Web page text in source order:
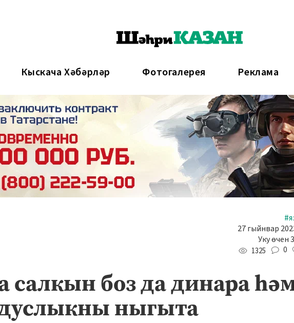
Кыскача Хәбәрләр Фотогалерея Реклама
27 гыйнвар
Уку өчен
1325 0
салкын боз да динара
ныгыта